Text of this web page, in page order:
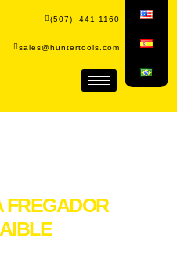
(507) 441-1160
sales@huntertools.com
FREGADOR